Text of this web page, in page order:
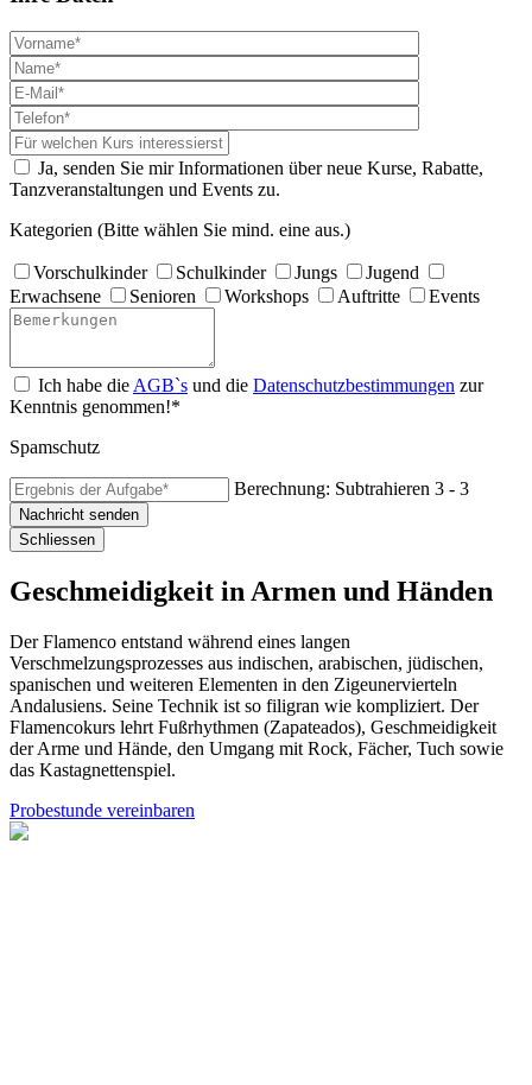
Ja, senden Sie mir Informationen über neue Kurse, Rabatte,
Tanzveranstaltungen und Events zu.
Kategorien (Bitte wählen Sie mind. eine aus.)
Vorschulkinder Schulkinder Jungs
Jugend
Erwachsene
Senioren Workshops Auftritte Events
Ich habe die AGB`s und die Datenschutzbestimmungen zur
Kenntnis genommen!*
Spamschutz
Berechnung: Subtrahieren 3 - 3
Nachricht senden
Schliessen
Geschmeidigkeit in Armen und Händen
Der Flamenco entstand während eines langen
Verschmelzungsprozesses aus indischen, arabischen, jüdischen,
spanischen und weiteren Elementen in den Zigeunervierteln
Andalusiens. Seine Technik ist so filigran wie kompliziert. Der
Flamencokurs lehrt Fußrhythmen (Zapateados), Geschmeidigkeit
der Arme und Hände, den Umgang mit Rock, Fächer, Tuch sowie
das Kastagnettenspiel.
Probestunde vereinbaren